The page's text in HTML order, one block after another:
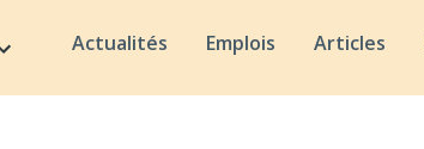
Actualités Emplois Articles